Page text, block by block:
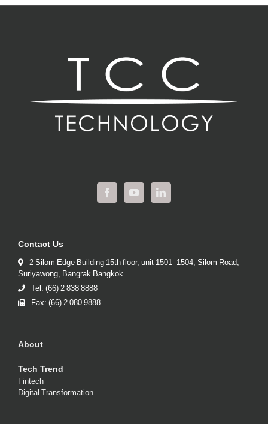
Contact Us
2 Silom Edge Building 15th floor, unit 1501 -1504, Silom Road,
Suriyawong, Bangrak Bangkok
Tel: (66) 2 838 8888
Fax: (66) 2 080 9888
About
Tech Trend
Fintech
Digital Transformation